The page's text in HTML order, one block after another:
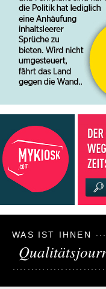
WAS IST IHNEN